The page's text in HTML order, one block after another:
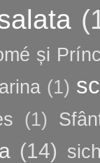
și
(1)
(1)
(14)